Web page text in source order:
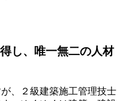
し、唯一無二の人材
、２級建築施工管理技士